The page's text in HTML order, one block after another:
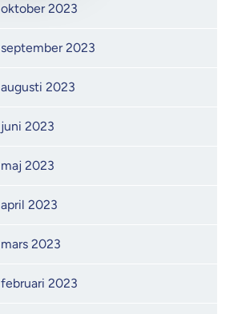
oktober 2023
september 2023
augusti 2023
juni 2023
maj 2023
april 2023
mars 2023
februari 2023